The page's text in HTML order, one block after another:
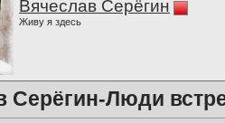
Вячеслав Серёгин
Живу я здесь
Серёгин-Люди